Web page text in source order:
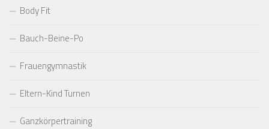
Body Fit
Bauch-Beine-Po
Frauengymnastik
Eltern-Kind Turnen
Ganzkörpertraining